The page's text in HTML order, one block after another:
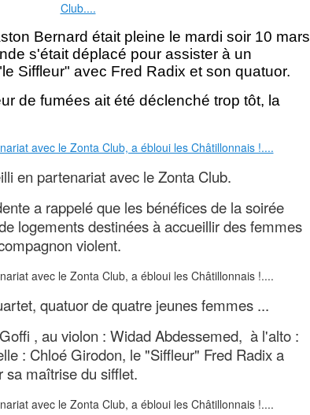
Bernard était pleine le mardi soir 10 mars
s'était déplacé pour assister à un
Siffleur" avec Fred Radix et son quatuor.
de fumées ait été déclenché trop tôt, la
en partenariat avec le Zonta Club.
a rappelé que les bénéfices de la soirée
logements destinées à accueillir des femmes
violent.
quatuor de quatre jeunes femmes ...
, au violon : Widad Abdessemed, à l'alto :
: Chloé Girodon, le "Siffleur" Fred Radix a
sa maîtrise du sifflet.